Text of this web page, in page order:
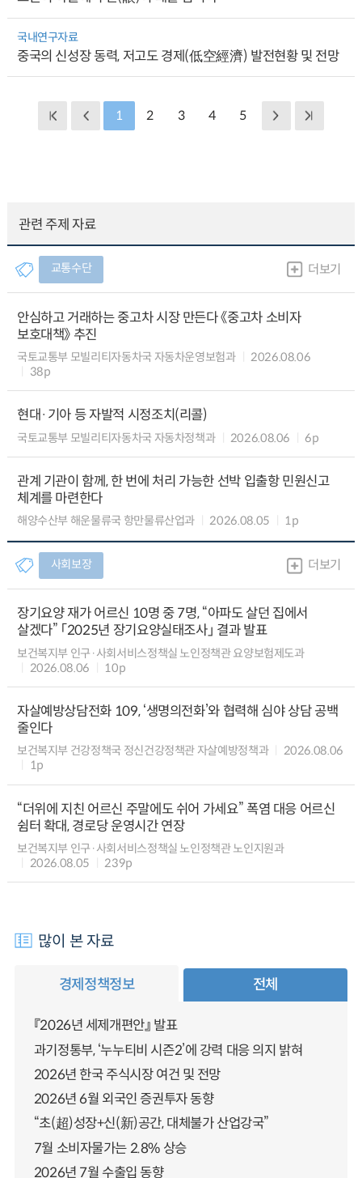
국내연구자료
중국의 신성장 동력, 저고도 경제(低空經濟) 발전현황 및 전망
1 2 3 4 5
관련 주제 자료
교통수단 더보기
안심하고 거래하는 중고차 시장 만든다 《중고차 소비자
보호대책》 추진
국토교통부 모빌리티자동차국 자동차운영보험과
2026.08.06
38p
현대·기아 등 자발적 시정조치(리콜)
국토교통부 모빌리티자동차국 자동차정책과 2026.08.06 6p
관계 기관이 함께, 한 번에 처리 가능한 선박 입출항 민원신고
체계를 마련한다
해양수산부 해운물류국 항만물류산업과 2026.08.05 1p
사회보장 더보기
장기요양 재가 어르신 10명 중 7명, “아파도 살던 집에서
살겠다” 「2025년 장기요양실태조사」 결과 발표
보건복지부 인구·사회서비스정책실 노인정책관 요양보험제도과
2026.08.06
10p
자살예방상담전화 109, ‘생명의전화’와 협력해 심야 상담 공백
줄인다
보건복지부 건강정책국 정신건강정책관 자살예방정책과
2026.08.06
1p
“더위에 지친 어르신 주말에도 쉬어 가세요” 폭염 대응 어르신
쉼터 확대, 경로당 운영시간 연장
보건복지부 인구·사회서비스정책실 노인정책관 노인지원과
2026.08.05
239p
많이 본 자료
경제정책정보 전체
『2026년 세제개편안』 발표
과기정통부, ‘누누티비 시즌2’에 강력 대응 의지 밝혀
2026년 한국 주식시장 여건 및 전망
2026년 6월 외국인 증권투자 동향
“초(超)성장+신(新)공간, 대체불가 산업강국”
7월 소비자물가는 2.8% 상승
2026년 7월 수출입 동향